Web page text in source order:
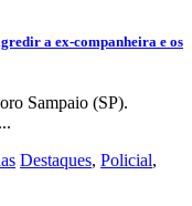
a ex-companheira e os
Sampaio (SP).
Destaques, Policial,